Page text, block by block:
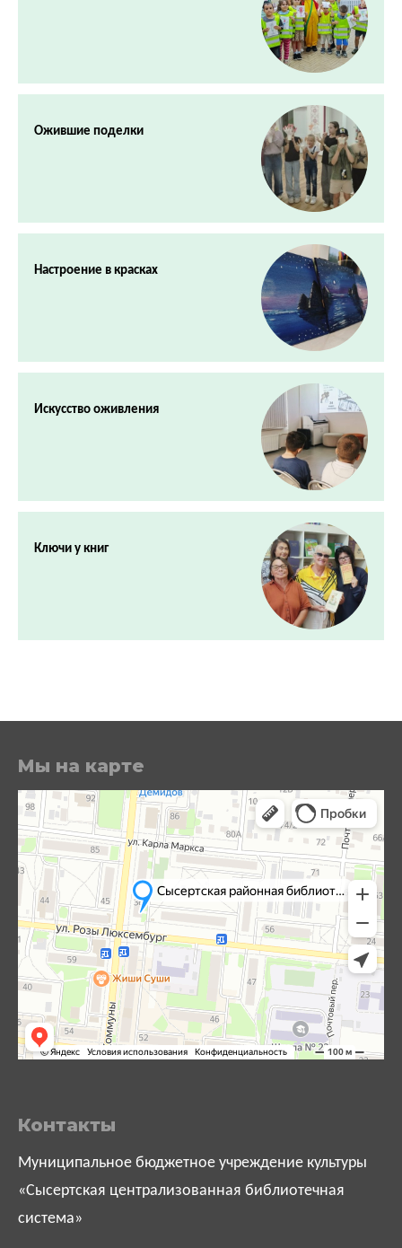
Ожившие поделки
Настроение в красках
Искусство оживления
Ключи у книг
Мы на карте
Контакты
Муниципальное бюджетное учреждение культуры
«Сысертская централизованная библиотечная
система»